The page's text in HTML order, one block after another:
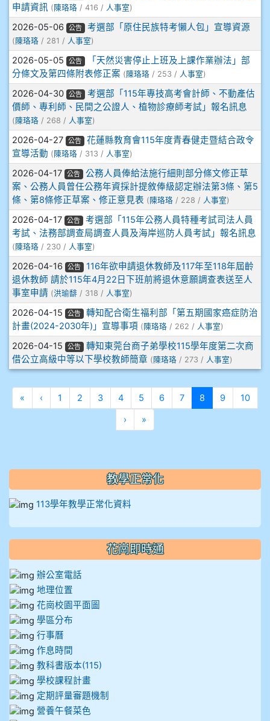
909林柏翰
909林玉楓
909林朝智
910謝尚橙
910呂芃澔
910溫婕伶
911王祉傑
911張 婷
912彭子宸
914王苡澄
申請資訊 (陳珞珞 / 416 / 人事室)
2026-05-06 公告 考選部「原住民族特考懶人包」宣導資源
( 陳珞珞 / 281 / 人事室)
2026-05-05 公告
「天然災害停止上班及上課作業辦法」部
分條文及第四條附表修正案 (陳珞珞 / 253 / 人事室)
2026-04-30 公告
考選部「115年專技高考會計師、不動產估
價師、專利師、民間之公證人、植物診療師考試」報名訊息
( 陳珞珞 / 268 / 人事室)
2026-04-27 公告
花蓮縣教育會115年度青春健走暨結合政令
宣導活動 (陳珞珞 / 313 / 人事室)
2026-04-17 公告
公務人員俸給法施行細則部分條文修正草
案、公務人員曾任公務年資採計提敘俸級認定辦法第3條、第5
條、第8條修正草案、修正意見表 ( 陳珞珞 / 228 / 人事室)
2026-04-17 公告
考選部「115年公務人員特種考試司法人員
考試、法務部調查局調查人員及海岸巡防人員考試」報名訊息
(陳珞珞 / 230 / 人事室)
2026-04-16 公告
116年欲申請退休教師及117年至118年屆齡
退休教師 請於115年4月22日下班前將退休意願調查表送至人
事室申請 (洪瑜馡 / 318 / 人事室)
2026-04-15 公告
轉知配合衛生福利部「第五期國家癌症防治
計畫(2024-2030年)」宣導事項 (陳珞珞 / 262 / 人事室)
2026-04-15 公告
轉知東莞台商子弟學校115學年度第二次商
借公立高級中等以下學校教師簡章 ( 陳珞珞 / 273 / 人事室)
« 第一頁
‹ 上一頁
1 2 3 4 5 6 7 8 (目前頁次)
9
10
›下一頁
»最後頁
教學正常化
113學年教學正常化資料
花崗即時通
辦公室電話
地理位置
花崗校園平面圖
學區分布
行事曆
作息時間
教科書版本(115)
學校課程計畫
定期評量審題機制
營養午餐菜色